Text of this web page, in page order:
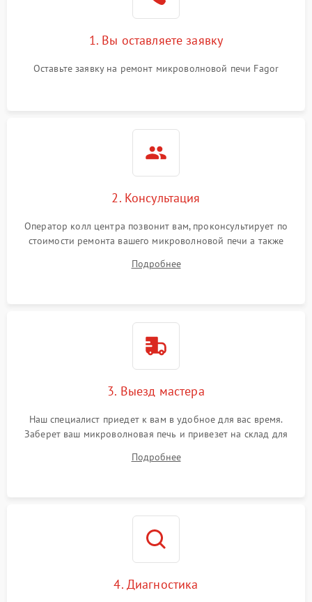
2200 ₽
Не работают сенсорные
1000 ₽
1. Вы оставляете заявку
Оставьте заявку на ремонт микроволновой печи Fagor
2. Консультация
Оператор колл центра позвонит вам, проконсультирует по
стоимости ремонта вашего микроволновой печи а также
Подробнее
3. Выезд мастера
Наш специалист приедет к вам в удобное для вас время.
Заберет ваш микроволновая печь и привезет на склад для
Подробнее
4. Диагностика